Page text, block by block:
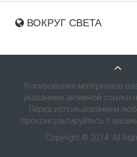
ВОКРУГ СВЕТА
Копирование материалов
указанием активной ссылки
Перед использованием
проконсультируйтесь с
Copyright © 2014. All